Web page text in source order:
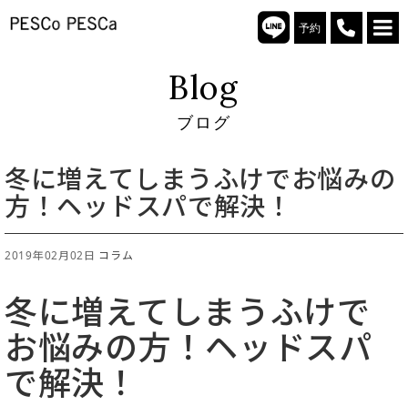
予約
Blog
ブログ
冬に増えてしまうふけでお悩みの
方！ヘッドスパで解決！
2019年02月02日 コラム
冬に増えてしまうふけで
お悩みの方！ヘッドスパ
で解決！